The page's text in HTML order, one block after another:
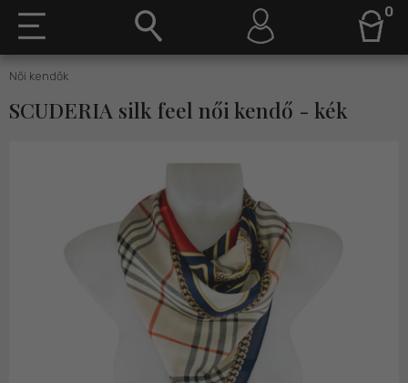
0
Női kendők
SCUDERIA silk feel női kendő - kék